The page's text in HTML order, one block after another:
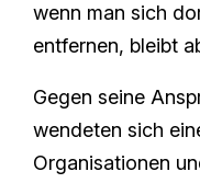
wenn man sich
entfernen, bleibt
Gegen seine
wendeten sich
Organisationen